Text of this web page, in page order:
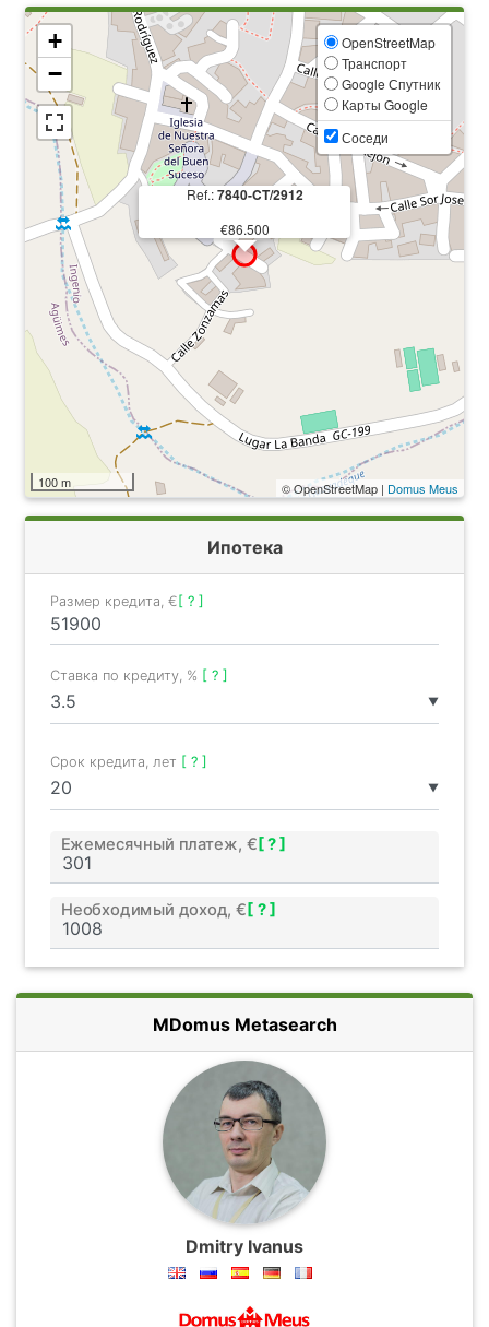
Ref.:7840-CT/2912
€86.500
+
−
OpenStreetMap
Транспорт
Google Спутник
Карты Google
Соседи
100 m © OpenStreetMap | Domus Meus
Ипотека
Размер кредита, €[ ? ]
▼
Ставка по кредиту, % [ ? ]
▼
Срок кредита, лет [ ? ]
Ежемесячный платеж, € [ ? ]
Необходимый доход, € [ ? ]
MDomus Metasearch
Dmitry Ivanus